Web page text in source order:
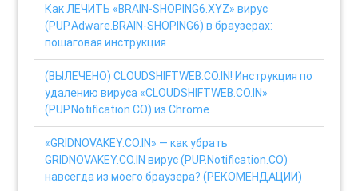
Как ЛЕЧИТЬ «BRAIN-SHOPING6.XYZ» вирус
(PUP.Adware.BRAIN-SHOPING6) в браузерах:
пошаговая инструкция
(ВЫЛЕЧЕНО) CLOUDSHIFTWEB.CO.IN! Инструкция по
удалению вируса «CLOUDSHIFTWEB.CO.IN»
(PUP.Notification.CO) из Chrome
«GRIDNOVAKEY.CO.IN» — как убрать
GRIDNOVAKEY.CO.IN вирус (PUP.Notification.CO)
навсегда из моего браузера? (РЕКОМЕНДАЦИИ)